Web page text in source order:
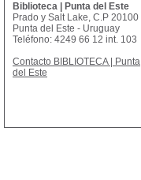
Biblioteca | Punta del Este
Prado y Salt Lake, C.P 20100
Punta del Este - Uruguay
Teléfono: 4249 66 12 int. 103
Contacto BIBLIOTECA | Punta
del Este